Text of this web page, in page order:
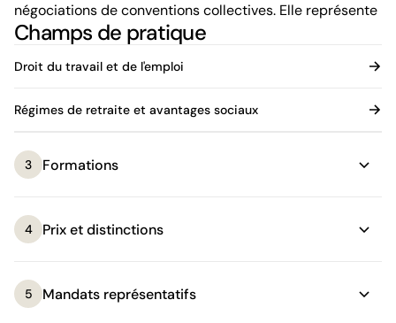
négociations de conventions collectives. Elle représente
également les employeurs devant les tribunaux
le Conseil canadien des relations industrielles et le
tribunaux civils supérieurs. Au cours des dernières
de travail et animé plusieurs formations sur le
harcèlement au travail et les enquêtes en entreprise.
Tout au long de sa carrière, Catherine a acquis une vaste
expérience en droit du travail et de l’emploi dans le
de restructurations d’entreprises, notamment en
contexte de faillite ou d’insolvabilité. Elle a également
Champs de pratique
Droit du travail et de l'emploi
Régimes de retraite et avantages sociaux
3 Formations
4 Prix et distinctions
5 Mandats représentatifs